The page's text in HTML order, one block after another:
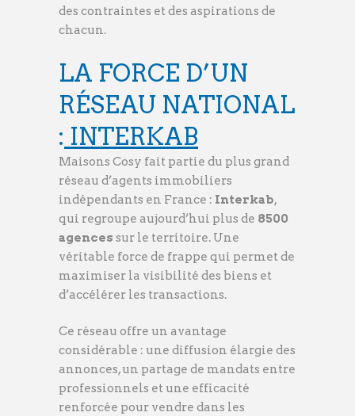
des contraintes et des aspirations de
chacun.
LA FORCE D’UN
RÉSEAU NATIONAL
: INTERKAB
Maisons Cosy fait partie du plus grand
réseau d’agents immobiliers
indépendants en France : Interkab,
qui regroupe aujourd’hui plus de 8500
agences sur le territoire. Une
véritable force de frappe qui permet de
maximiser la visibilité des biens et
d’accélérer les transactions.
Ce réseau offre un avantage
considérable : une diffusion élargie des
annonces, un partage de mandats entre
professionnels et une efficacité
renforcée pour vendre dans les